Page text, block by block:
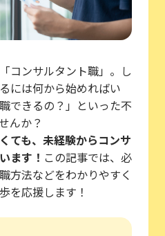
コンサルタント職」。し
には何から始めればい
できるの？」といった不
んか？
ても、未経験からコンサ
ます！ この記事では、必
方法などをわかりやすく
を応援します！